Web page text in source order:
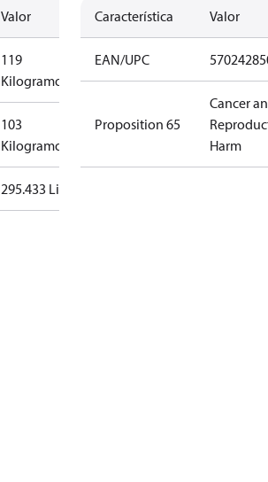
Valor
119
Kilogramo
103
Kilogramo
295.433 Litro
Característica Valor
EAN/UPC
Proposition 65
Cancer
Harm